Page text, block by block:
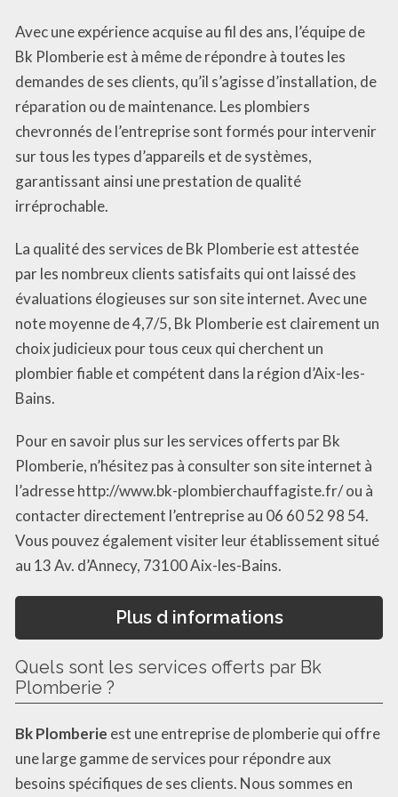
Avec une expérience acquise au fil des ans, l’équipe de
Bk Plomberie est à même de répondre à toutes les
demandes de ses clients, qu’il s’agisse d’installation, de
réparation ou de maintenance. Les plombiers
chevronnés de l’entreprise sont formés pour intervenir
sur tous les types d’appareils et de systèmes,
garantissant ainsi une prestation de qualité
irréprochable.
La qualité des services de Bk Plomberie est attestée
par les nombreux clients satisfaits qui ont laissé des
évaluations élogieuses sur son site internet. Avec une
note moyenne de 4,7/5, Bk Plomberie est clairement un
choix judicieux pour tous ceux qui cherchent un
plombier fiable et compétent dans la région d’Aix-les-
Bains.
Pour en savoir plus sur les services offerts par Bk
Plomberie, n’hésitez pas à consulter son site internet à
l’adresse http://www.bk-plombierchauffagiste.fr/ ou à
contacter directement l’entreprise au 06 60 52 98 54.
Vous pouvez également visiter leur établissement situé
au 13 Av. d’Annecy, 73100 Aix-les-Bains.
Plus d informations
Quels sont les services offerts par Bk
Plomberie ?
Bk Plomberie est une entreprise de plomberie qui offre
une large gamme de services pour répondre aux
besoins spécifiques de ses clients. Nous sommes en